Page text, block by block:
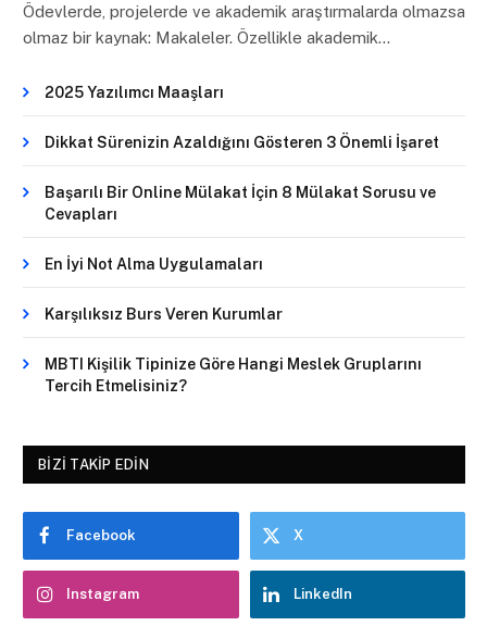
Ödevlerde, projelerde ve akademik araştırmalarda olmazsa
olmaz bir kaynak: Makaleler. Özellikle akademik…
2025 Yazılımcı Maaşları
Dikkat Sürenizin Azaldığını Gösteren 3 Önemli İşaret
Başarılı Bir Online Mülakat İçin 8 Mülakat Sorusu ve
Cevapları
En İyi Not Alma Uygulamaları
Karşılıksız Burs Veren Kurumlar
MBTI Kişilik Tipinize Göre Hangi Meslek Gruplarını
Tercih Etmelisiniz?
BIZI TAKIP EDIN
Facebook X
Instagram LinkedIn